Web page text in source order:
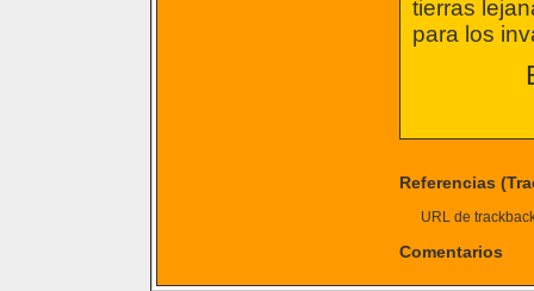
tierras
para los
Referencias
URL de
Comentarios